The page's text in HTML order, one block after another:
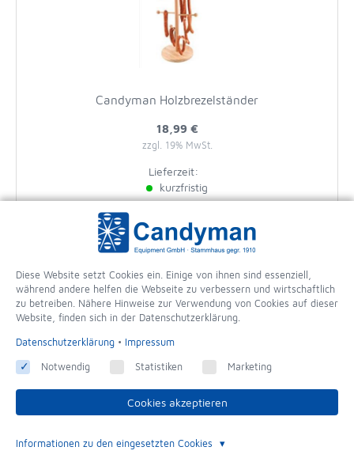
Candyman Holzbrezelständer
18,99 €
zzgl. 19% MwSt.
Lieferzeit:
kurzfristig
+ In den Warenkorb
Diese Website setzt Cookies ein. Einige von ihnen sind essenziell,
während andere helfen die Webseite zu verbessern und wirtschaftlich
zu betreiben. Nähere Hinweise zur Verwendung von Cookies auf dieser
Website, finden sich in der Datenschutzerklärung.
Datenschutzerklärung • Impressum
Notwendig Statistiken Marketing
Cookies akzeptieren
Informationen zu den eingesetzten Cookies